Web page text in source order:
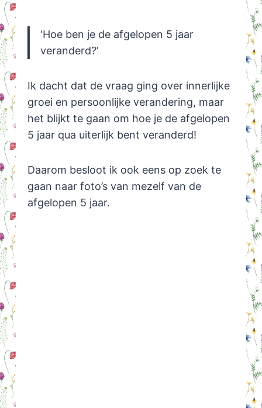
‘Hoe ben je de afgelopen 5 jaar
veranderd?’
Ik dacht dat de vraag ging over innerlijke
groei en persoonlijke verandering, maar
het blijkt te gaan om hoe je de afgelopen
5 jaar qua uiterlijk bent veranderd!
Daarom besloot ik ook eens op zoek te
gaan naar foto’s van mezelf van de
afgelopen 5 jaar.